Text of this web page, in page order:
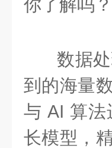
数据
到的海量
与 AI 算
长模型，